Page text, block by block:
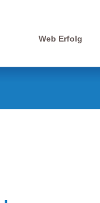
Web Erfolg